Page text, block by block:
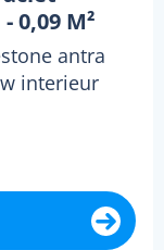
0,09 M²
antra
interieur